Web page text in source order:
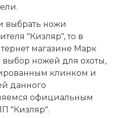
выбрать ножи
"Кизляр", то в
магазине Марк
ножей для охоты,
клинком и
данного
официальным
"Кизляр".